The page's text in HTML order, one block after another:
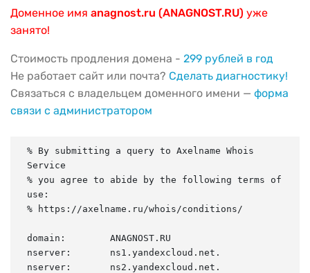
Доменное имя anagnost.ru (ANAGNOST.RU) уже
занято!
Стоимость продления домена - 299 рублей в год
Не работает сайт или почта? Сделать диагностику!
Связаться с владельцем доменного имени — форма
связи с администратором
% By submitting a query to Axelname Whois
Service
% you agree to abide by the following terms of
use:
% https://axelname.ru/whois/conditions/
domain:        ANAGNOST.RU
nserver:       ns1.yandexcloud.net.
nserver:       ns2.yandexcloud.net.